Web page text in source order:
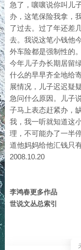
急了，嚷嚷说你叫儿
办，这笔保险我拿，
了过去。过了年还差
去。我说这笔小钱他
外车险都是强制性的
今年儿子办长期居留
什么的早早齐全地给
展情况，儿子迟迟疑
急问什么原因。儿子
子马上表态赶紧办，
我，我一听就知道这
理，不可能办了一半
道他妈妈给他汇钱只
2008.10.20
李鸿春更多作品
世说文丛总索引